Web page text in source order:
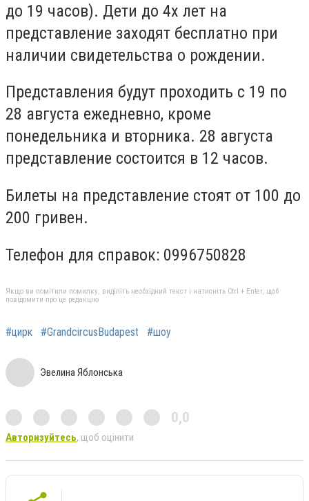
до 19 часов). Дети до 4х лет на
представление заходят бесплатно при
наличии свидетельства о рождении.
Представления будут проходить с 19 по
28 августа ежедневно, кроме
понедельника и вторника. 28 августа
представление состоится в 12 часов.
Билеты на представление стоят от 100 до
200 гривен.
Телефон для справок: 0996750828
Якщо ви помітили помилку, виділіть необхідний текст і натисніть Ctrl + Enter, щоб
повідомити про це редакцію
#цирк #GrandcircusBudapest #шоу
Эвелина Яблонська
0,0
Авторизуйтесь, щоб оцінити